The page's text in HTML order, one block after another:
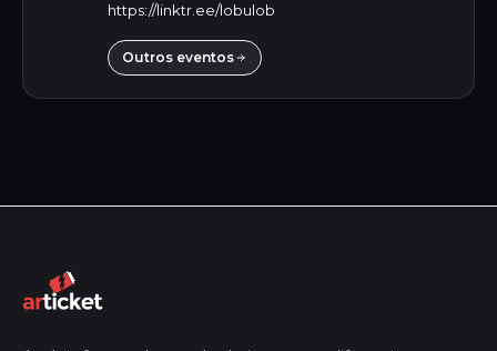
https://linktr.ee/lobulob
Outros eventos